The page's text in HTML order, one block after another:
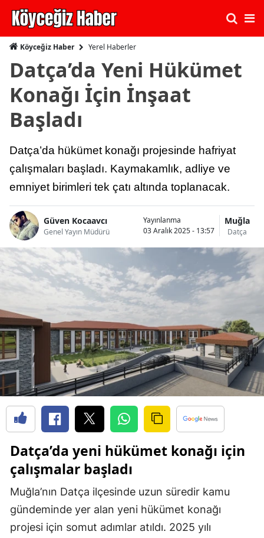
Köyceğiz Haber Yerel Haberler
Datça’da Yeni Hükümet
Konağı İçin İnşaat
Başladı
Datça’da hükümet konağı projesinde hafriyat
çalışmaları başladı. Kaymakamlık, adliye ve
emniyet birimleri tek çatı altında toplanacak.
Güven Kocaavcı
Genel Yayın Müdürü
Yayınlanma
03 Aralık 2025 - 13:57
Muğla
Datça
Datça’da yeni hükümet konağı için
çalışmalar başladı
Muğla’nın Datça ilçesinde uzun süredir kamu
gündeminde yer alan yeni hükümet konağı
projesi için somut adımlar atıldı. 2025 yılı